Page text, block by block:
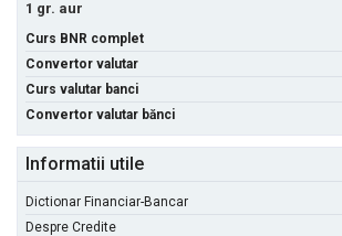
1 gr. aur
Curs BNR complet
Convertor valutar
Curs valutar banci
Convertor valutar bănci
Informatii utile
Dictionar Financiar-Bancar
Despre Credite